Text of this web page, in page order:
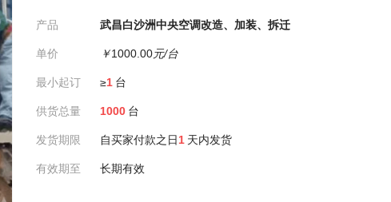
产品 武昌白沙洲中央空调改造、加装、拆迁
单价 ￥1000.00元/台
最小起订 ≥1 台
供货总量 1000 台
发货期限 自买家付款之日1 天内发货
有效期至 长期有效